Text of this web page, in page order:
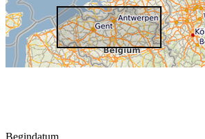
Begindatum